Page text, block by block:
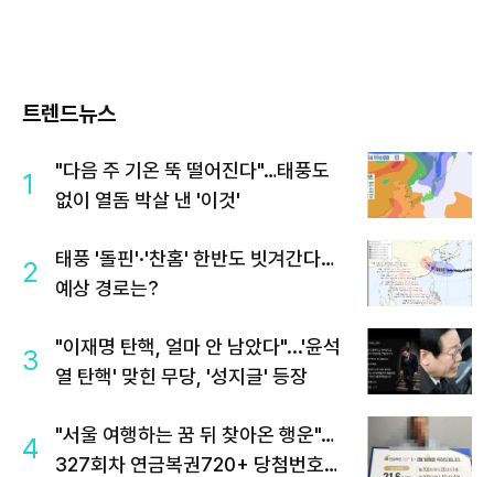
트렌드뉴스
1
"다음 주 기온 뚝 떨어진다"…태풍도
없이 열돔 박살 낸 '이것'
2
태풍 '돌핀'·'찬홈' 한반도 빗겨간다…
예상 경로는?
3
"이재명 탄핵, 얼마 안 남았다"...'윤석
열 탄핵' 맞힌 무당, '성지글' 등장
4
"서울 여행하는 꿈 뒤 찾아온 행운"…
327회차 연금복권720+ 당첨번호조